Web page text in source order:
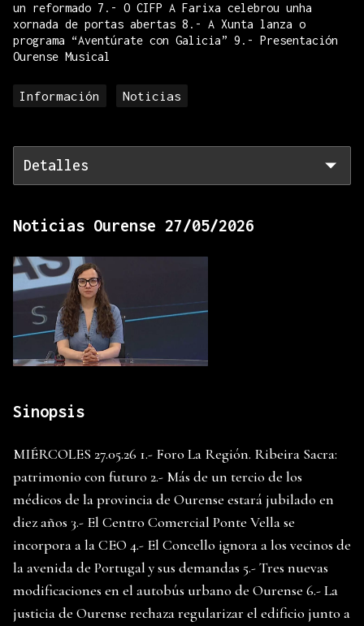
un reformado 7.- O CIFP A Farixa celebrou unha
xornada de portas abertas 8.- A Xunta lanza o
programa “Aventúrate con Galicia” 9.- Presentación
Ourense Musical
Información Noticias
Detalles
Noticias Ourense 27/05/2026
Sinopsis
MIÉRCOLES 27.05.26 1.- Foro La Región. Ribeira Sacra:
patrimonio con futuro 2.- Más de un tercio de los
médicos de la provincia de Ourense estará jubilado en
diez años 3.- El Centro Comercial Ponte Vella se
incorpora a la CEO 4.- El Concello ignora a los vecinos de
la avenida de Portugal y sus demandas 5.- Tres nuevas
modificaciones en el autobús urbano de Ourense 6.- La
justicia de Ourense rechaza regularizar el edificio junto a